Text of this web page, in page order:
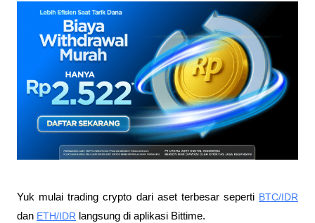
Yuk mulai trading crypto dari aset terbesar seperti BTC/IDR
dan ETH/IDR langsung di aplikasi Bittime.